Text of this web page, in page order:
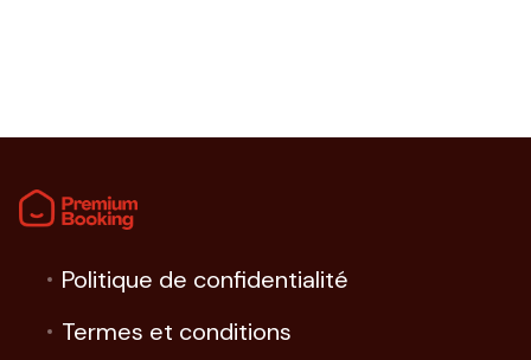
Politique de confidentialité
Termes et conditions